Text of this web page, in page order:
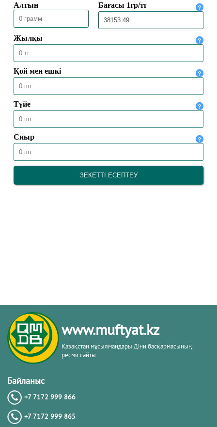
30.05.2026
www.muftyat.kz
Қазақстан мұсылмандары Діни басқармасының
ресми сайты
Байланыс
+7 7172 999 866
+7 7172 999 865